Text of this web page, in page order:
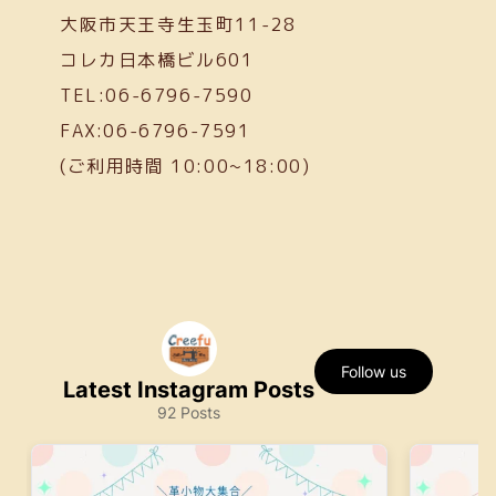
大阪市天王寺生玉町11-28
コレカ日本橋ビル601
TEL:06-6796-7590
FAX:06-6796-7591
(ご利用時間 10:00~18:00)